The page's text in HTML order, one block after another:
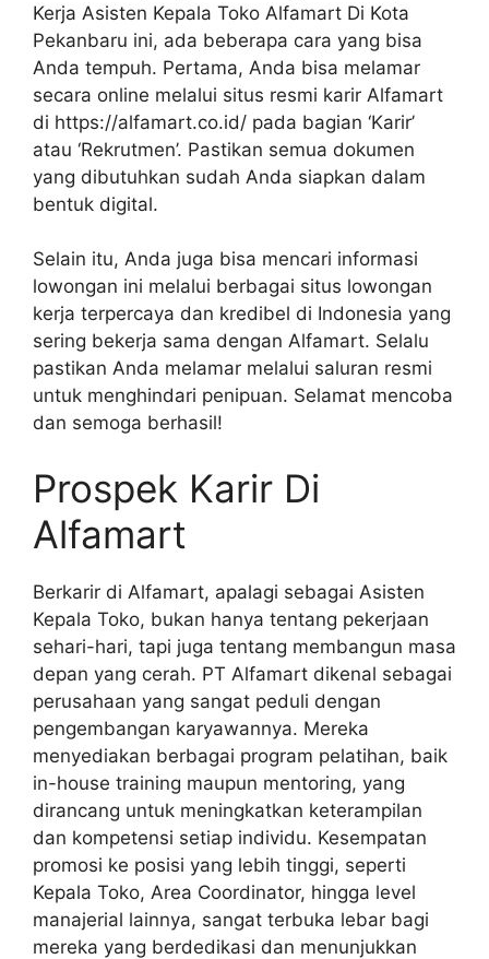
Kerja Asisten Kepala Toko Alfamart Di Kota
Pekanbaru ini, ada beberapa cara yang bisa
Anda tempuh. Pertama, Anda bisa melamar
secara online melalui situs resmi karir Alfamart
di https://alfamart.co.id/ pada bagian ‘Karir’
atau ‘Rekrutmen’. Pastikan semua dokumen
yang dibutuhkan sudah Anda siapkan dalam
bentuk digital.
Selain itu, Anda juga bisa mencari informasi
lowongan ini melalui berbagai situs lowongan
kerja terpercaya dan kredibel di Indonesia yang
sering bekerja sama dengan Alfamart. Selalu
pastikan Anda melamar melalui saluran resmi
untuk menghindari penipuan. Selamat mencoba
dan semoga berhasil!
Prospek Karir Di
Alfamart
Berkarir di Alfamart, apalagi sebagai Asisten
Kepala Toko, bukan hanya tentang pekerjaan
sehari-hari, tapi juga tentang membangun masa
depan yang cerah. PT Alfamart dikenal sebagai
perusahaan yang sangat peduli dengan
pengembangan karyawannya. Mereka
menyediakan berbagai program pelatihan, baik
in-house training maupun mentoring, yang
dirancang untuk meningkatkan keterampilan
dan kompetensi setiap individu. Kesempatan
promosi ke posisi yang lebih tinggi, seperti
Kepala Toko, Area Coordinator, hingga level
manajerial lainnya, sangat terbuka lebar bagi
mereka yang berdedikasi dan menunjukkan